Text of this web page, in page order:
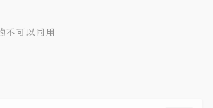
不可以同用